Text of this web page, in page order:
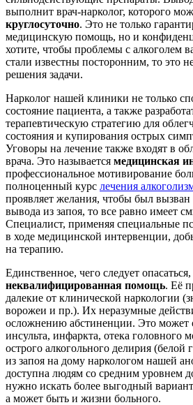
выполнит врач-нарколог, которого
круглосуточно. Это не только
медицинскую помощь, но и
хотите, чтобы проблемы с алкоголем
стали известны посторонним, то это
решения задачи.
Нарколог нашей клиники не только
состояние пациента, а также
терапевтическую стратегию для
состояния и купирования острых
Уговоры на лечение также входят в
врача. Это называется медицинская
профессиональное мотивирование
полноценный курс лечения
проявляет желания, чтобы был вызван
вывода из запоя, то все равно имеет
Специалист, применяя специальные
в ходе медицинской интервенции,
на терапию.
Единственное, чего следует
неквалифицированная помощь. Её
далекие от клинической наркологии
ворожеи и пр.). Их неразумные
осложнению абстиненции. Это может
инсульта, инфаркта, отека головного
острого алкогольного делирия (белой
из запоя на дому наркологом нашей
доступна людям со средним уровнем
нужно искать более выгодный
а может быть и жизни больного.